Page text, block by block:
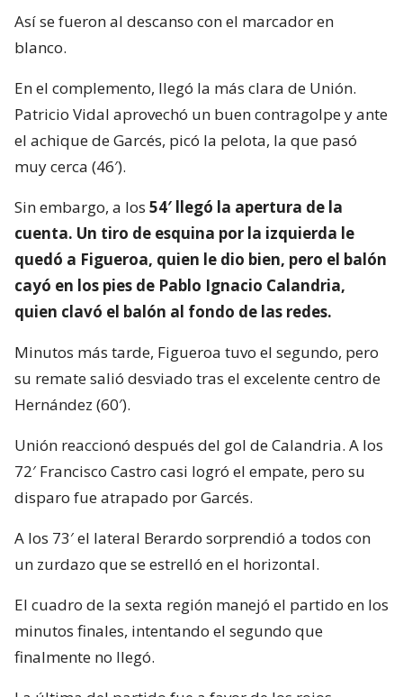
Así se fueron al descanso con el marcador en
blanco.
En el complemento, llegó la más clara de Unión.
Patricio Vidal aprovechó un buen contragolpe y ante
el achique de Garcés, picó la pelota, la que pasó
muy cerca (46′).
Sin embargo, a los 54′ llegó la apertura de la
cuenta. Un tiro de esquina por la izquierda le
quedó a Figueroa, quien le dio bien, pero el balón
cayó en los pies de Pablo Ignacio Calandria,
quien clavó el balón al fondo de las redes.
Minutos más tarde, Figueroa tuvo el segundo, pero
su remate salió desviado tras el excelente centro de
Hernández (60′).
Unión reaccionó después del gol de Calandria. A los
72′ Francisco Castro casi logró el empate, pero su
disparo fue atrapado por Garcés.
A los 73′ el lateral Berardo sorprendió a todos con
un zurdazo que se estrelló en el horizontal.
El cuadro de la sexta región manejó el partido en los
minutos finales, intentando el segundo que
finalmente no llegó.